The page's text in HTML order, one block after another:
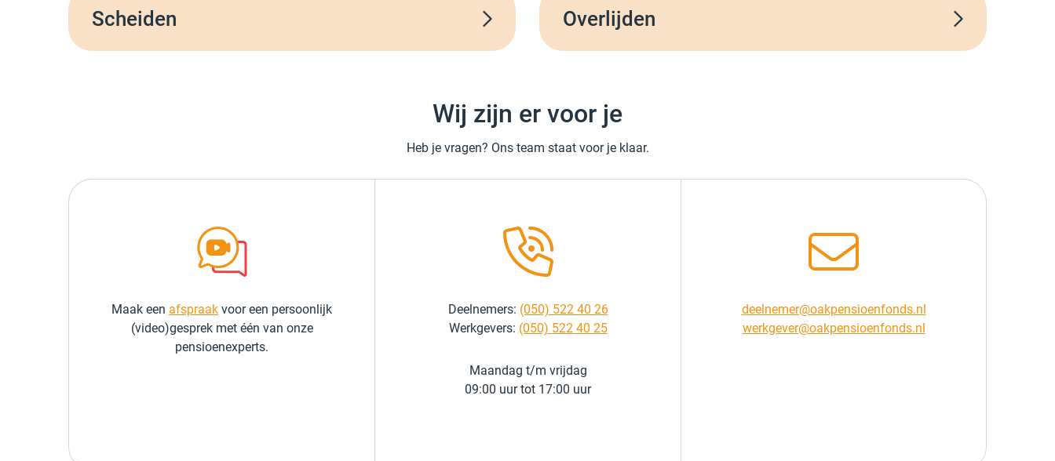
Scheiden Overlijden
Wij zijn er voor je
Heb je vragen? Ons team staat voor je klaar.
Maak een afspraak voor een persoonlijk
(video)gesprek met één van onze
pensioenexperts.
Deelnemers: (050) 522 40 26
Werkgevers: (050) 522 40 25
Maandag t/m vrijdag
09:00 uur tot 17:00 uur
deelnemer@oakpensioenfonds.nl
werkgever@oakpensioenfonds.nl